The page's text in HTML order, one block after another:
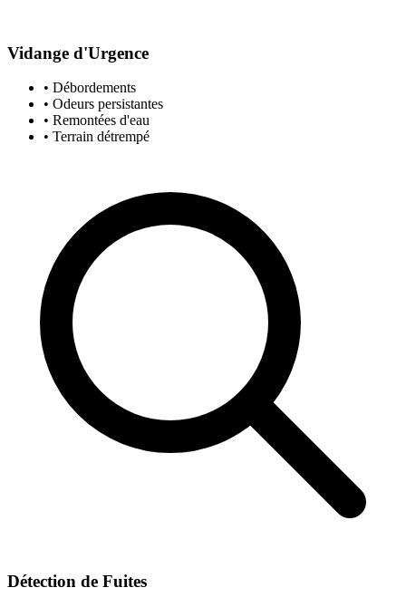
Vidange d'Urgence
• Débordements
• Odeurs persistantes
• Remontées d'eau
• Terrain détrempé
Détection de Fuites